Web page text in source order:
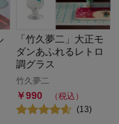
「竹久夢二」大正モ
ダンあふれるレトロ
調グラス
竹久夢二
￥990
（税込）
(13)